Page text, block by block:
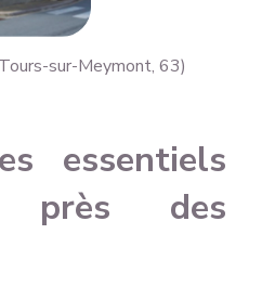
sur-Meymont, 63)
essentiels
des